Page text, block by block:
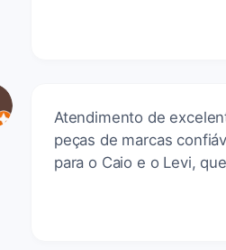
Atendimento de
peças de marcas
para o Caio e o Levi,